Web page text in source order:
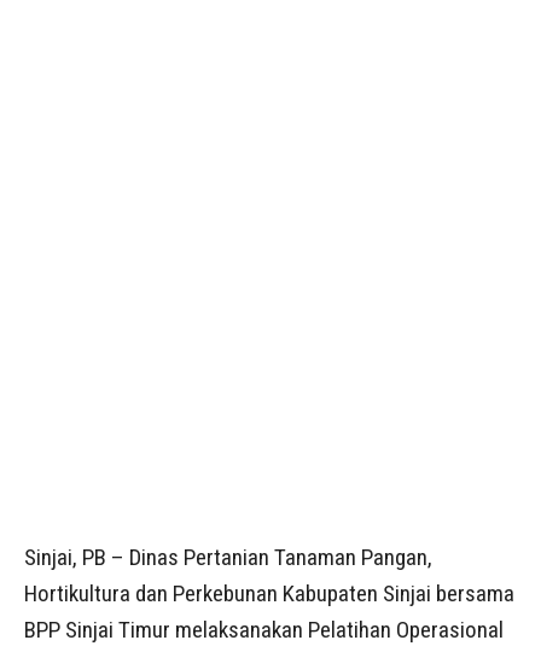
Sinjai, PB – Dinas Pertanian Tanaman Pangan,
Hortikultura dan Perkebunan Kabupaten Sinjai bersama
BPP Sinjai Timur melaksanakan Pelatihan Operasional